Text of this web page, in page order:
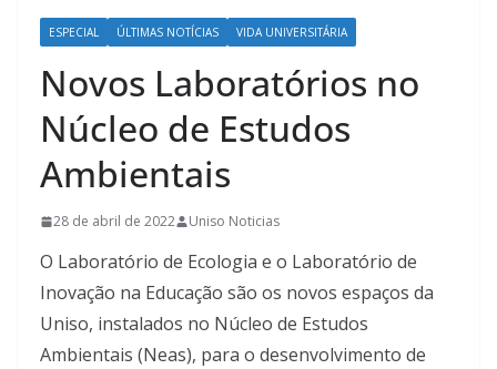
ESPECIAL ÚLTIMAS NOTÍCIAS VIDA UNIVERSITÁRIA
Novos Laboratórios no
Núcleo de Estudos
Ambientais
28 de abril de 2022 Uniso Noticias
O Laboratório de Ecologia e o Laboratório de
Inovação na Educação são os novos espaços da
Uniso, instalados no Núcleo de Estudos
Ambientais (Neas), para o desenvolvimento de